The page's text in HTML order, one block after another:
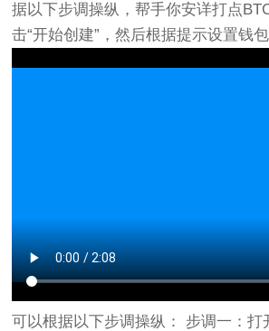
据以下步调操纵，帮手你安详打点
击“开始创建”，然后根据提示设置钱包
可以根据以下步调操纵： 步调一：打